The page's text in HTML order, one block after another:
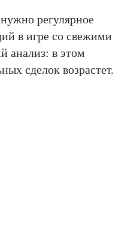
регулярное
в игре со свежими
анализ: в этом
сделок возрастет.